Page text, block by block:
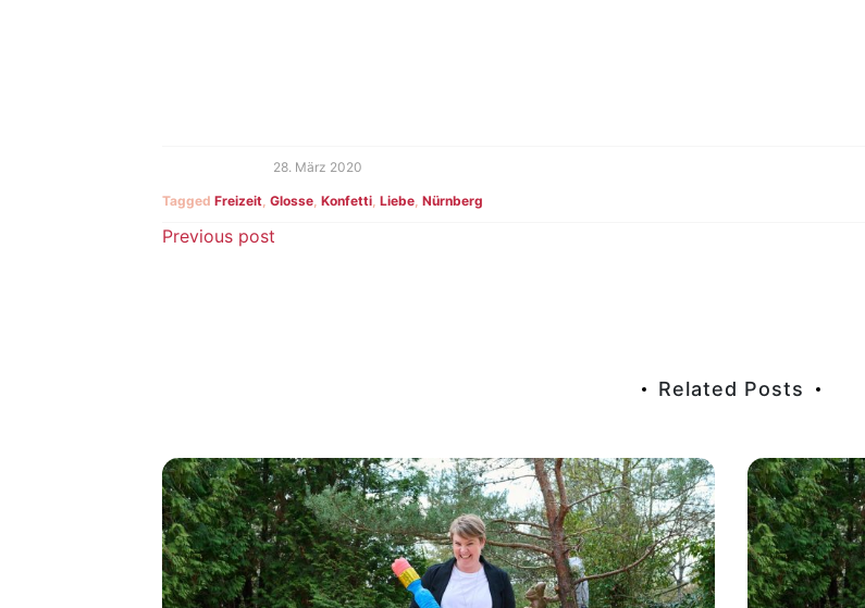
28. März 2020
TaggedFreizeit,Glosse,Konfetti,Liebe,Nürnberg
Beitragsnavigation
Previous post
Related Posts